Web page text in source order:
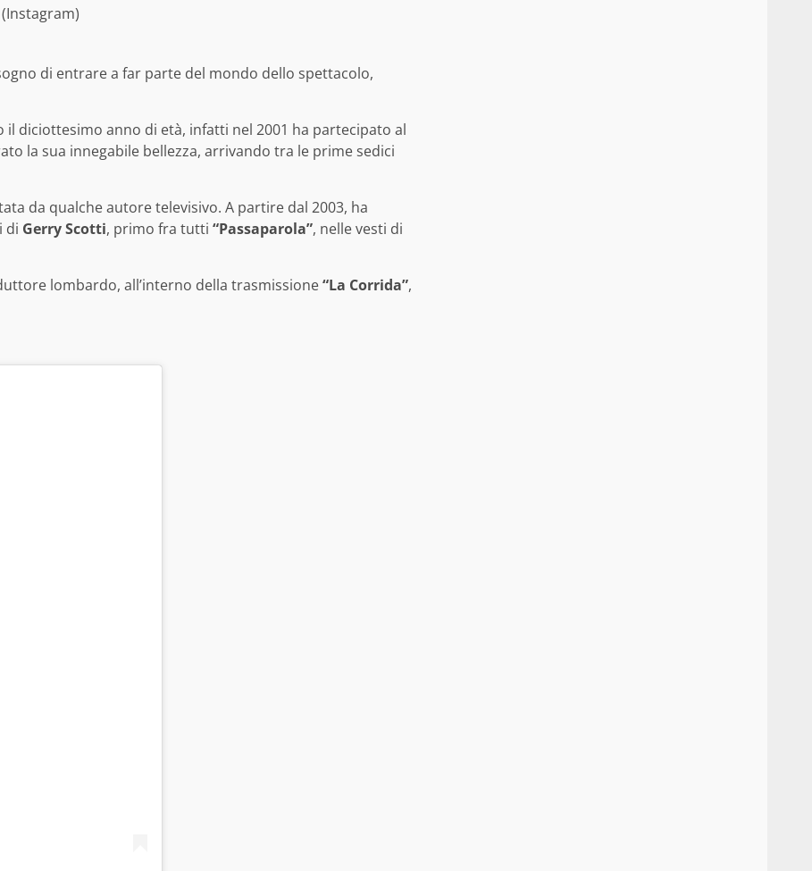
di entrare a far parte del mondo dello spettacolo,
diciottesimo anno di età, infatti nel 2001 ha partecipato al
la sua innegabile bellezza, arrivando tra le prime sedici
da qualche autore televisivo. A partire dal 2003, ha
di Gerry Scotti, primo fra tutti “Passaparola”, nelle vesti di
lombardo, all’interno della trasmissione“La Corrida”,